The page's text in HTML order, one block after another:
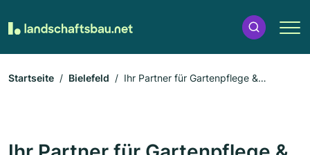
Startseite Bielefeld
Ihr Partner für Gartenpflege &